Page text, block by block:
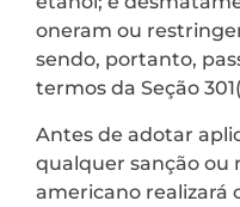
oneram ou
sendo, portanto,
termos da Seção
Antes de adotar
qualquer sanção ou
americano realizará